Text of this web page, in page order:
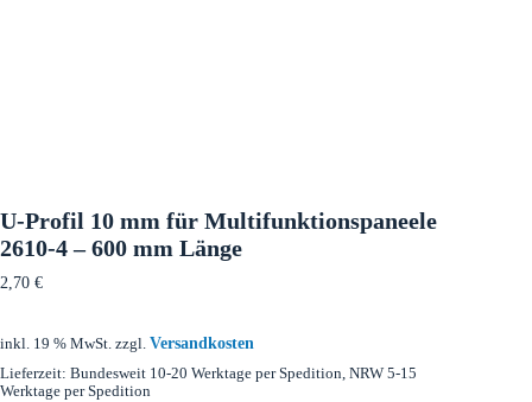
U-Profil 10 mm für Multifunktionspaneele
2610-4 – 600 mm Länge
2,70 €
inkl. 19 % MwSt. zzgl. Versandkosten
Lieferzeit: Bundesweit 10-20 Werktage per Spedition, NRW 5-15
Werktage per Spedition